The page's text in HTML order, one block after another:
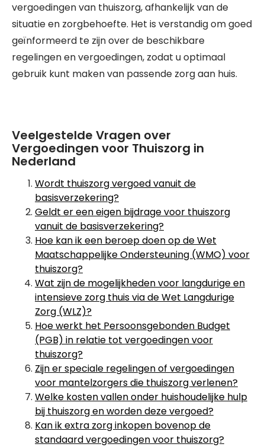
vergoedingen van thuiszorg, afhankelijk van de
situatie en zorgbehoefte. Het is verstandig om goed
geïnformeerd te zijn over de beschikbare
regelingen en vergoedingen, zodat u optimaal
gebruik kunt maken van passende zorg aan huis.
Veelgestelde Vragen over
Vergoedingen voor Thuiszorg in
Nederland
Wordt thuiszorg vergoed vanuit de
basisverzekering?
Geldt er een eigen bijdrage voor thuiszorg
vanuit de basisverzekering?
Hoe kan ik een beroep doen op de Wet
Maatschappelijke Ondersteuning (WMO) voor
thuiszorg?
Wat zijn de mogelijkheden voor langdurige en
intensieve zorg thuis via de Wet Langdurige
Zorg (WLZ)?
Hoe werkt het Persoonsgebonden Budget
(PGB) in relatie tot vergoedingen voor
thuiszorg?
Zijn er speciale regelingen of vergoedingen
voor mantelzorgers die thuiszorg verlenen?
Welke kosten vallen onder huishoudelijke hulp
bij thuiszorg en worden deze vergoed?
Kan ik extra zorg inkopen bovenop de
standaard vergoedingen voor thuiszorg?